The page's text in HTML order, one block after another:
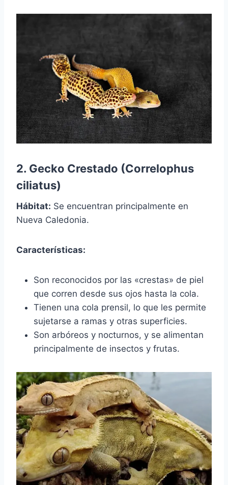
2. Gecko Crestado (Correlophus
ciliatus)
Hábitat: Se encuentran principalmente en
Nueva Caledonia.
Características:
Son reconocidos por las «crestas» de piel
que corren desde sus ojos hasta la cola.
Tienen una cola prensil, lo que les permite
sujetarse a ramas y otras superficies.
Son arbóreos y nocturnos, y se alimentan
principalmente de insectos y frutas.